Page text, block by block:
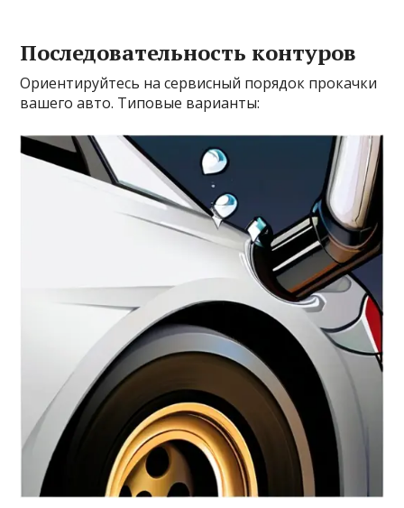
Последовательность контуров
Ориентируйтесь на сервисный порядок прокачки
вашего авто. Типовые варианты: